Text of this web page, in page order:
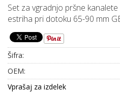
Set za vgradnjo pršne
estriha pri dotoku 65-90 mm
Šifra:
OEM:
Vprašaj za izdelek